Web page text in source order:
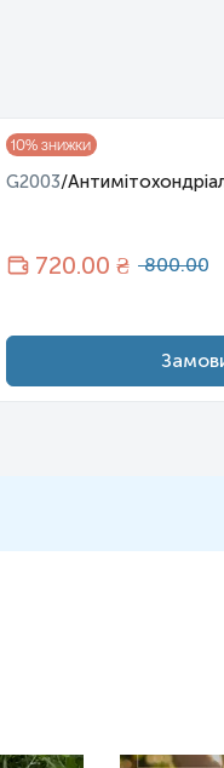
10% знижки
G2003/
720.00 ₴ 800.00